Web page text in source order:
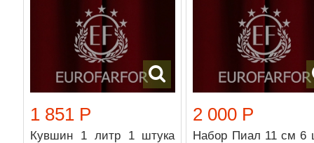
1 851 Р
Кувшин 1 литр 1 штука
2 000 Р
Набор Пиал 11 см 6